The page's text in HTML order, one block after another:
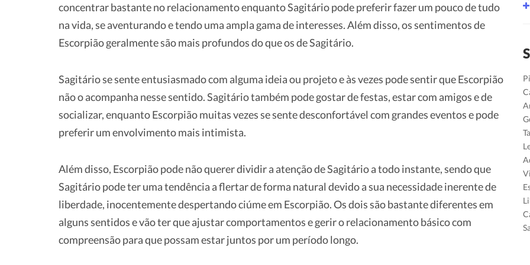
concentrar bastante no relacionamento enquanto Sagitário pode preferir fazer um pouco de tudo
na vida, se aventurando e tendo uma ampla gama de interesses. Além disso, os sentimentos de
Escorpião geralmente são mais profundos do que os de Sagitário.
Sagitário se sente entusiasmado com alguma ideia ou projeto e às vezes pode sentir que Escorpião
não o acompanha nesse sentido. Sagitário também pode gostar de festas, estar com amigos e de
socializar, enquanto Escorpião muitas vezes se sente desconfortável com grandes eventos e pode
preferir um envolvimento mais intimista.
Além disso, Escorpião pode não querer dividir a atenção de Sagitário a todo instante, sendo que
Sagitário pode ter uma tendência a flertar de forma natural devido a sua necessidade inerente de
liberdade, inocentemente despertando ciúme em Escorpião. Os dois são bastante diferentes em
alguns sentidos e vão ter que ajustar comportamentos e gerir o relacionamento básico com
compreensão para que possam estar juntos por um período longo.